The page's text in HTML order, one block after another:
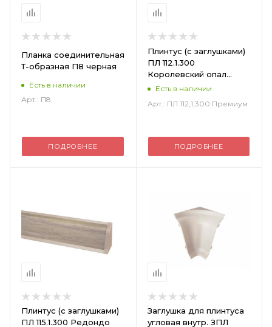
Планка соединительная
Т-образная П8 черная
Есть в наличии
Арт.: П8
ПОДРОБНЕЕ
Плинтус (с заглушками)
ПЛ 112.1.300
Королевский опал
Премиум
Есть в наличии
Арт.: ПЛ 112,1,300 Премиум
ПОДРОБНЕЕ
Плинтус (с заглушками)
ПЛ 115.1.300 Редондо
Заглушка для плинтуса
угловая внутр. ЗПЛ